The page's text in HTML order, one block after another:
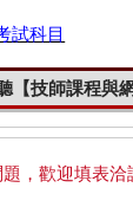
試科目
【技師課程與
，歡迎填表